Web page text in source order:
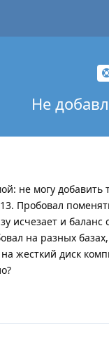
Не
не могу
Пробовал
исчезает и
на разных
жесткий диск